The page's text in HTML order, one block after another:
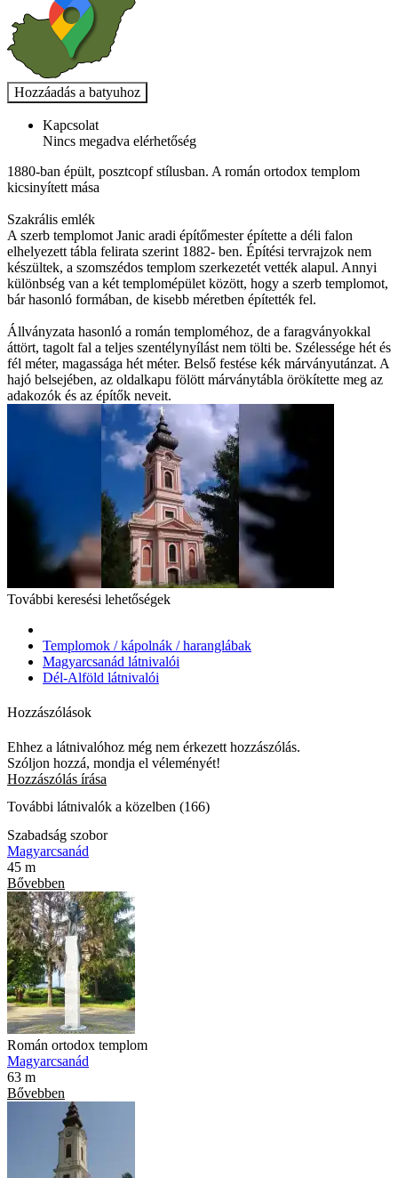
Kapcsolat
Nincs megadva elérhetőség
1880-ban épült, posztcopf stílusban. A román ortodox templom
kicsinyített mása
Szakrális emlék
A szerb templomot Janic aradi építőmester építette a déli falon
elhelyezett tábla felirata szerint 1882- ben. Építési tervrajzok nem
készültek, a szomszédos templom szerkezetét vették alapul. Annyi
különbség van a két templomépület között, hogy a szerb templomot,
bár hasonló formában, de kisebb méretben építették fel.
Állványzata hasonló a román temploméhoz, de a faragványokkal
áttört, tagolt fal a teljes szentélynyílást nem tölti be. Szélessége hét és
fél méter, magassága hét méter. Belső festése kék márványutánzat. A
hajó belsejében, az oldalkapu fölött márványtábla örökítette meg az
adakozók és az építők neveit.
További keresési lehetőségek
Templomok / kápolnák / haranglábak
Magyarcsanád látnivalói
Dél-Alföld látnivalói
Hozzászólások
Ehhez a látnivalóhoz még nem érkezett hozzászólás.
Szóljon hozzá, mondja el véleményét!
Hozzászólás írása
További látnivalók a közelben (166)
Szabadság szobor
Magyarcsanád
45 m
Bővebben
Román ortodox templom
Magyarcsanád
63 m
Bővebben